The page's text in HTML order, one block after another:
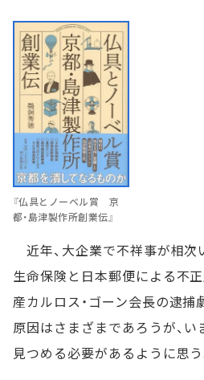
『仏具とノーベル賞 京
都・島津製作所創業伝』
近年、大企業で不祥事が相次
生命保険と日本郵便による不
産カルロス・ゴーン会長の逮捕
原因はさまざまであろうが、い
見つめる必要があるように思う